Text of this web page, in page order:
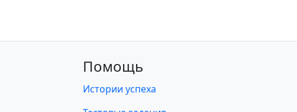
Помощь
Истории успеха